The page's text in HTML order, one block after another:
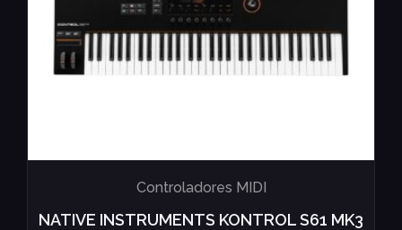
Controladores MIDI
NATIVE INSTRUMENTS KONTROL S61 MK3